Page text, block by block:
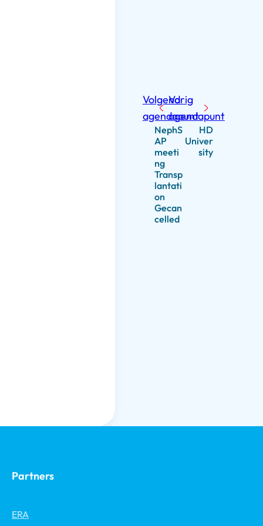
Vorig
agendapunt
NephS
AP
meeti
ng
Transp
lantati
on
Gecan
celled
Volgend
agendapunt
HD
Univer
sity
Partners
ERA